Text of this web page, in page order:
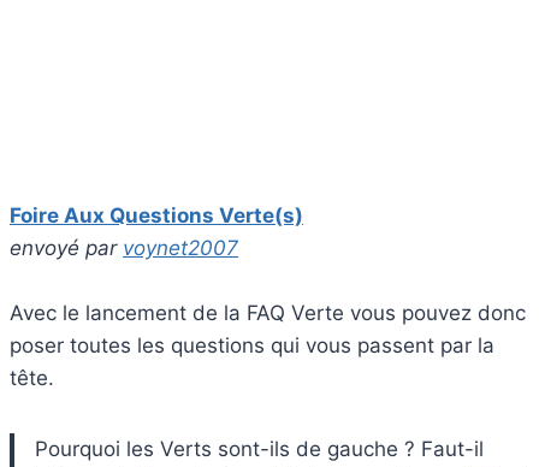
Foire Aux Questions Verte(s)
envoyé par voynet2007
Avec le lancement de la FAQ Verte vous pouvez donc
poser toutes les questions qui vous passent par la
tête.
Pourquoi les Verts sont-ils de gauche ? Faut-il